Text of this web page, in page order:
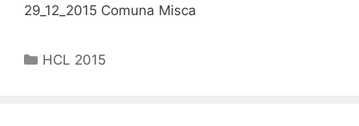
29_12_2015 Comuna Misca
Categorii
HCL 2015